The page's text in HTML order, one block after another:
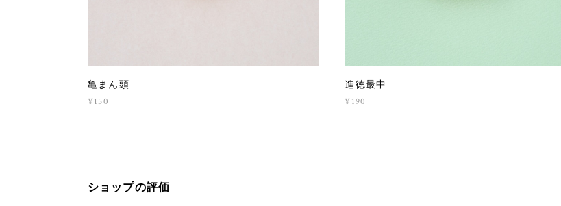
亀まん頭
¥150
進徳最中
¥190
ショップの評価